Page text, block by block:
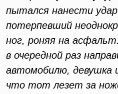
пытался нанести
потерпевший
ног, роняя на
в очередной раз
автомобилю, девушка
что тот лезет за